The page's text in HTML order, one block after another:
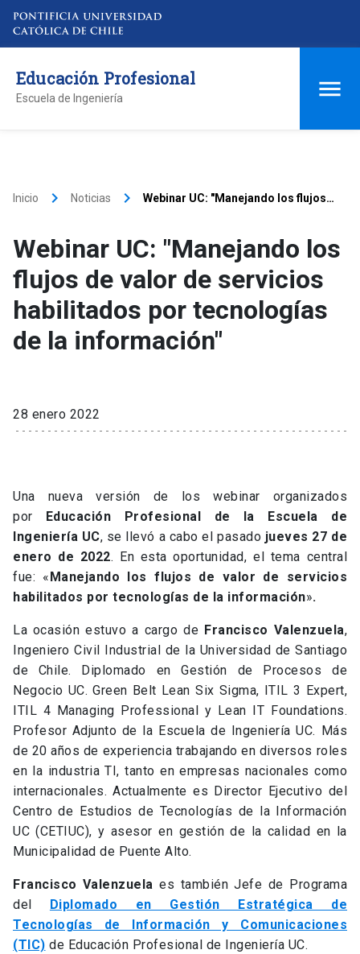
Educación Profesional
Escuela de Ingeniería
Inicio keyboard_arrow_right Noticias keyboard_arrow_right
Webinar UC: "Manejando los flujos
Webinar UC: "Manejando los
flujos de valor de servicios
habilitados por tecnologías
de la información"
28 enero 2022
Una nueva versión de los webinar organizados
por Educación Profesional de la Escuela de
Ingeniería UC, se llevó a cabo el pasado jueves 27 de
enero de 2022. En esta oportunidad, el tema central
fue: «Manejando los flujos de valor de servicios
habilitados por tecnologías de la información».
La ocasión estuvo a cargo de Francisco Valenzuela,
Ingeniero Civil Industrial de la Universidad de Santiago
de Chile. Diplomado en Gestión de Procesos de
Negocio UC. Green Belt Lean Six Sigma, ITIL 3 Expert,
ITIL 4 Managing Professional y Lean IT Foundations.
Profesor Adjunto de la Escuela de Ingeniería UC. Más
de 20 años de experiencia trabajando en diversos roles
en la industria TI, tanto en empresas nacionales como
internacionales. Actualmente es Director Ejecutivo del
Centro de Estudios de Tecnologías de la Información
UC (CETIUC), y asesor en gestión de la calidad en la
Municipalidad de Puente Alto.
Francisco Valenzuela es también Jefe de Programa
del Diplomado en Gestión Estratégica de
Tecnologías de Información y Comunicaciones
(TIC) de Educación Profesional de Ingeniería UC.